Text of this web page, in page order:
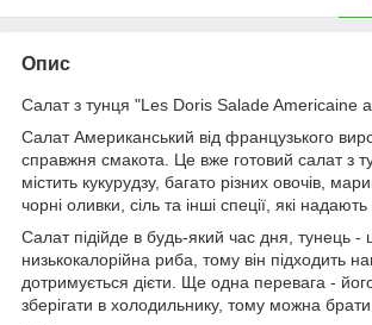
Опис
Салат з тунця "Les Doris Salade Americaine
Салат Американський від французького
справжня смакота. Це вже готовий салат з
містить кукурудзу, багато різних овочів,
чорні оливки, сіль та інші спеції, які надають
Салат підійде в будь-який час дня, тунець -
низькокалорійна риба, тому він підходить
дотримується дієти. Ще одна перевага -
зберігати в холодильнику, тому можна